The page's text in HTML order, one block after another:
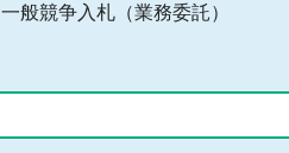
一般競争入札（業務委託）